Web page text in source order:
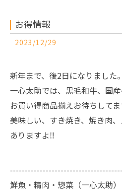
お得情報
2023/12/29
新年まで、後2日になりました。
一心太助では、黒毛和牛、国
お買い得商品揃えお待ちしてま
美味しい、すき焼き、焼き肉
ありますよ‼️
鮮魚・精肉・惣菜（一心太助